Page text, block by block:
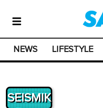
NEWS LIFESTYLE
SEISMIK